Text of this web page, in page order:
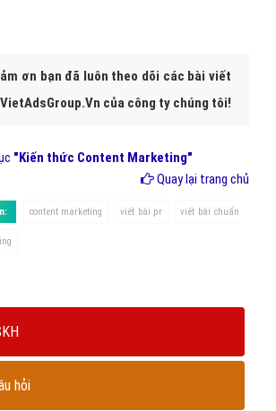
ơn bạn đã luôn theo dõi các bài viết
của công ty chúng tôi!
"Kiến thức Content Marketing"
Quay lại trang chủ
content marketing viết bài pr viết bài chuẩn
hỏi